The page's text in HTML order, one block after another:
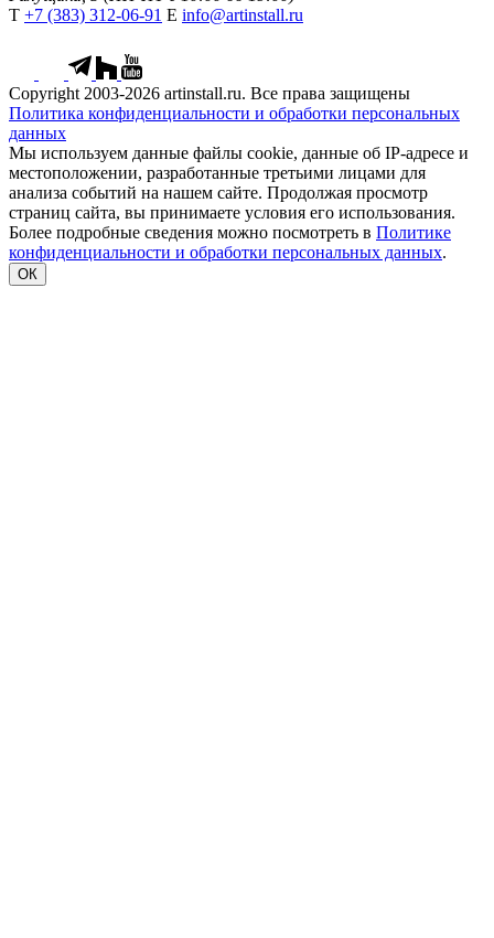
Т +7 (383) 312-06-91 Е info@artinstall.ru
Copyright 2003-2026 artinstall.ru. Все права защищены
Политика конфиденциальности и обработки персональных
данных
Мы используем данные файлы cookie, данные об IP-адресе и
местоположении, разработанные третьими лицами для
анализа событий на нашем сайте. Продолжая просмотр
страниц сайта, вы принимаете условия его использования.
Более подробные сведения можно посмотреть в Политике
конфиденциальности и обработки персональных данных.
ОК